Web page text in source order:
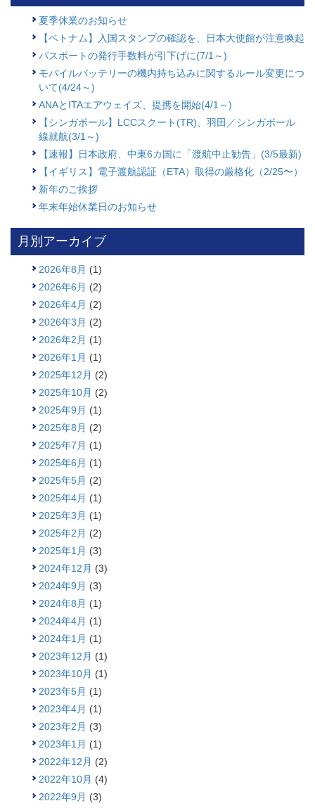
夏季休業のお知らせ
【ベトナム】入国スタンプの確認を、日本大使館が注意喚起
パスポートの発行手数料が引下げに(7/1～)
モバイルバッテリーの機内持ち込みに関するルール変更につ
いて(4/24～)
ANAとITAエアウェイズ、提携を開始(4/1～)
【シンガポール】LCCスクート(TR)、羽田／シンガポール
線就航(3/1～)
【速報】日本政府、中東6カ国に「渡航中止勧告」(3/5最新)
【イギリス】電子渡航認証（ETA）取得の厳格化（2/25〜）
新年のご挨拶
年末年始休業日のお知らせ
月別アーカイブ
2026年8月 (1)
2026年6月 (2)
2026年4月 (2)
2026年3月 (2)
2026年2月 (1)
2026年1月 (1)
2025年12月 (2)
2025年10月 (2)
2025年9月 (1)
2025年8月 (2)
2025年7月 (1)
2025年6月 (1)
2025年5月 (2)
2025年4月 (1)
2025年3月 (1)
2025年2月 (2)
2025年1月 (3)
2024年12月 (3)
2024年9月 (3)
2024年8月 (1)
2024年4月 (1)
2024年1月 (1)
2023年12月 (1)
2023年10月 (1)
2023年5月 (1)
2023年4月 (1)
2023年2月 (3)
2023年1月 (1)
2022年12月 (2)
2022年10月 (4)
2022年9月 (3)